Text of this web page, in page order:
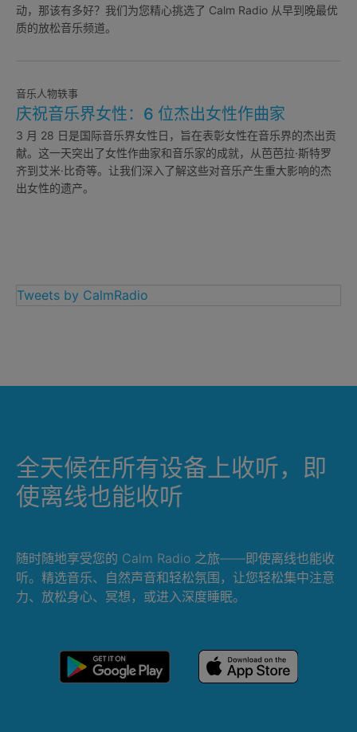
动，那该有多好？我们为您精心挑选了 Calm Radio 从早到晚最优
质的放松音乐频道。
音乐人物轶事
庆祝音乐界女性：6 位杰出女性作曲家
3 月 28 日是国际音乐界女性日，旨在表彰女性在音乐界的杰出贡
献。这一天突出了女性作曲家和音乐家的成就，从芭芭拉·斯特罗
齐到艾米·比奇等。让我们深入了解这些对音乐产生重大影响的杰
出女性的遗产。
Tweets by CalmRadio
全天候在所有设备上收听，即
使离线也能收听
随时随地享受您的 Calm Radio 之旅——即使离线也能收
听。精选音乐、自然声音和轻松氛围，让您轻松集中注意
力、放松身心、冥想，或进入深度睡眠。